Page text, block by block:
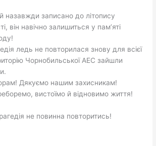
назавжди записано до літопису
він навічно залишиться у пам’яті
ледь не повторилася знову для всієї
Чорнобильської АЕС зайшли
Дякуємо нашим захисникам!
вистоїмо й відновимо життя!
не повинна повторитись!